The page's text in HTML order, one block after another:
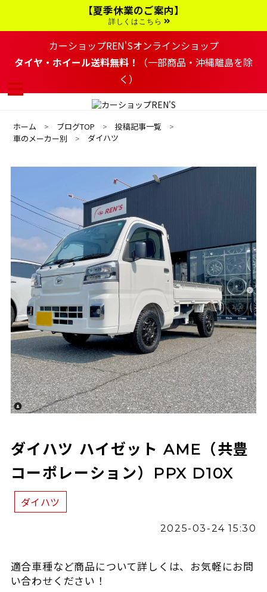
ン
す
る
【夏季休業のご案内】
詳しくはこちら
カーショップREN'Sオンラインショップ
タイヤ・ホイール送料無料！
（一部商品・沖縄離島を除
く）
ホーム ブログTOP
投稿記事一覧
車のメーカー別
ダイハツ
ダイハツ ハイゼット AME（共豊
コーポレーション）PPX D10X
ダイハツ
2025-03-24 15:30
適合車種など商品について詳しくは、お気軽にお問
い合わせください！